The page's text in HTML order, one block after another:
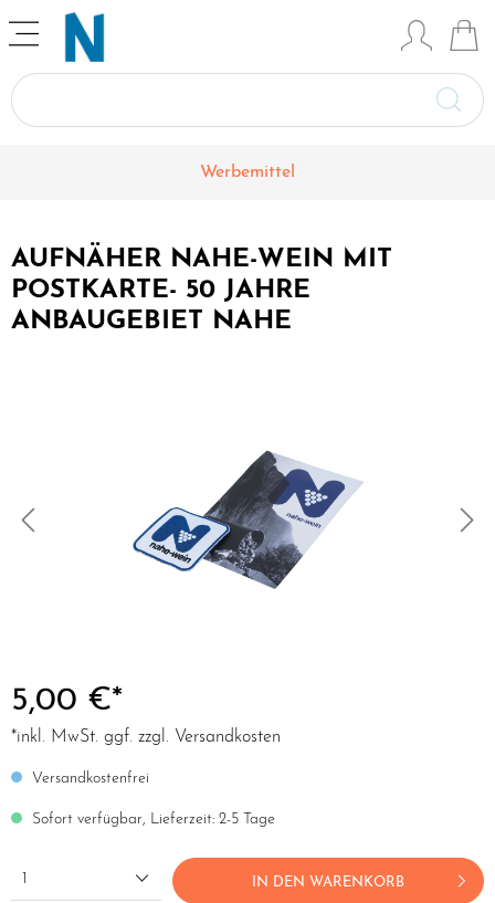
Werbemittel
AUFNÄHER NAHE-WEIN MIT
POSTKARTE- 50 JAHRE
ANBAUGEBIET NAHE
5,00 €*
*inkl. MwSt. ggf. zzgl. Versandkosten
Versandkostenfrei
Sofort verfügbar, Lieferzeit: 2-5 Tage
1 IN DEN WARENKORB